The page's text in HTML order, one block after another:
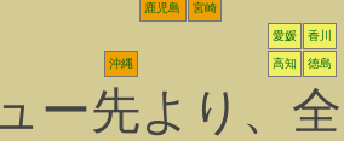
鹿児島 宮崎
愛媛 香川
沖縄 高知 徳島
ー先より、